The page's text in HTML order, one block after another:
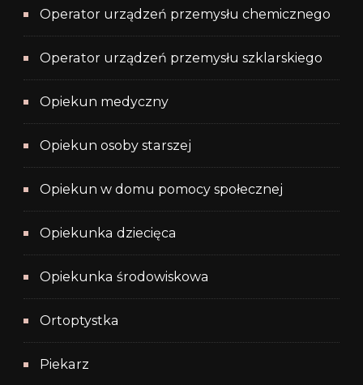
Operator urządzeń przemysłu chemicznego
Operator urządzeń przemysłu szklarskiego
Opiekun medyczny
Opiekun osoby starszej
Opiekun w domu pomocy społecznej
Opiekunka dziecięca
Opiekunka środowiskowa
Ortoptystka
Piekarz